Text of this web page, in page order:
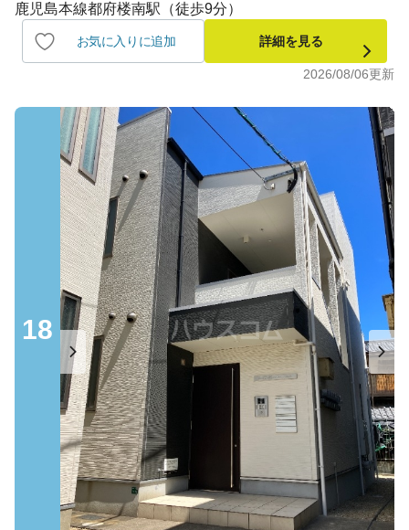
鹿児島本線都府楼南駅（徒歩9分）
お気に入りに追加 詳細を見る
2026/08/06更新
18